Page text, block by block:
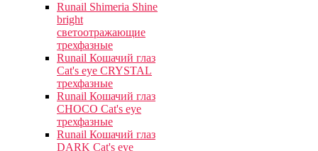
Runail Shimeria Shine
bright
светоотражающие
трехфазные
Runail Кошачий глаз
Cat's eye СRYSTAL
трехфазные
Runail Кошачий глаз
CHOCO Cat's eye
трехфазные
Runail Кошачий глаз
DARK Cat's eye